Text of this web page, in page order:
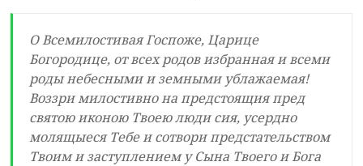
О Всемилостивая Госпоже, Царице
Богородице, от всех родов избранная и всеми
роды небесными и земными ублажаемая!
Воззри милостивно на предстоящия пред
святою иконою Твоею люди сия, усердно
молящыеся Тебе и сотвори предстательством
Твоим и заступлением у Сына Твоего и Бога